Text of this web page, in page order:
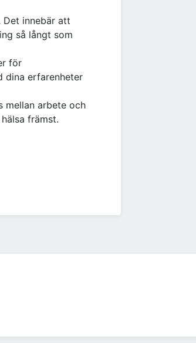
Det innebär att
så långt som
för
dina erfarenheter
mellan arbete och
främst.